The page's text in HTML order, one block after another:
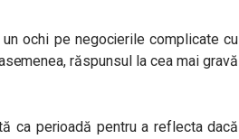
ochi pe negocierile complicate cu
răspunsul la cea mai gravă
ca perioadă pentru a reflecta dacă